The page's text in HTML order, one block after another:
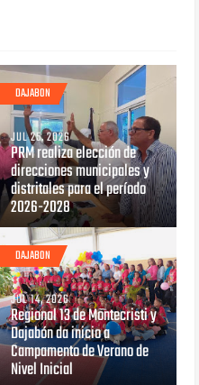
DAJABON
JUL 25, 2026
PRM realiza elección de
direcciones municipales y
distritales para el período
2026-2028
DAJABON
JUL 14, 2026
Regional 13 de Montecristi y
Dajabón da inicio a
Campamento de Verano de
Nivel Inicial